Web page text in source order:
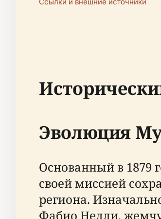
Эволюция
Основанный в 1879
своей миссией
региона.
Фабио Нелли,